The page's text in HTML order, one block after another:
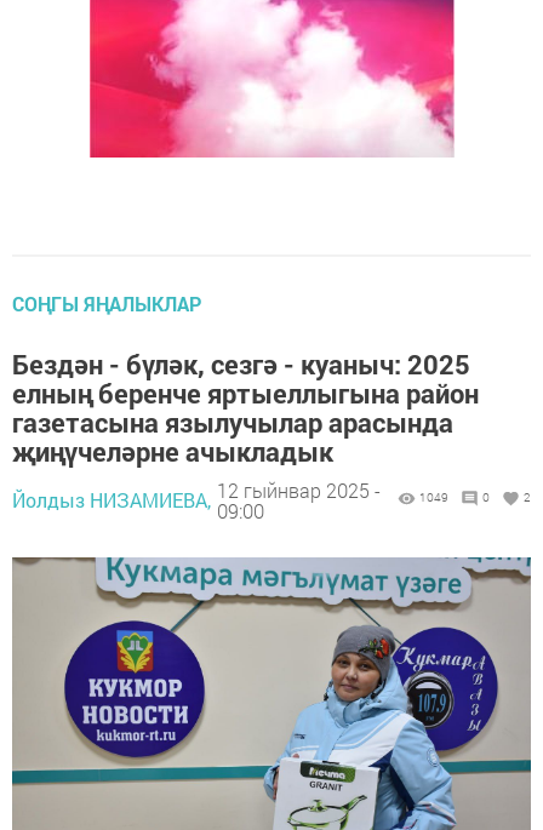
СОҢГЫ ЯҢАЛЫКЛАР
Бездән - бүләк, сезгә - куаныч: 2025
елның беренче яртыеллыгына район
газетасына язылучылар арасында
җиңүчеләрне ачыкладык
Йолдыз НИЗАМИЕВА, 12 гыйнвар 2025 -
09:00
1049 0 2